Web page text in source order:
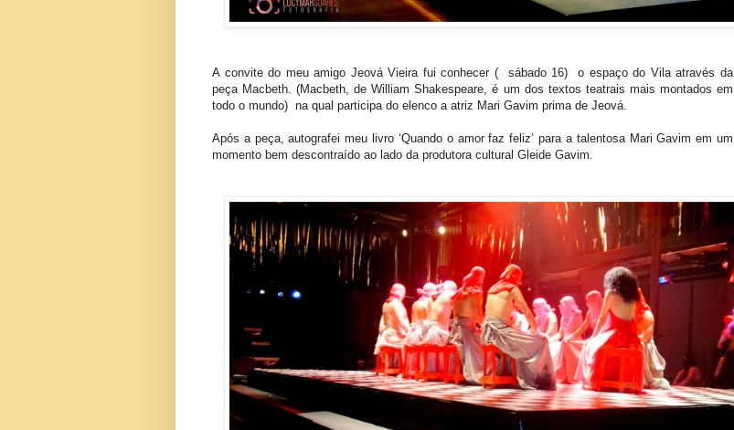
A convite do meu amigo Jeová Vieira fui conhecer ( sábado 16) o espaço do Vila através da
peça Macbeth. (Macbeth, de William Shakespeare, é um dos textos teatrais mais montados em
todo o mundo) na qual participa do elenco a atriz Mari Gavim prima de Jeová.
Após a peça, autografei meu livro ‘Quando o amor faz feliz’ para a talentosa Mari Gavim em um
momento bem descontraído ao lado da produtora cultural Gleide Gavim.